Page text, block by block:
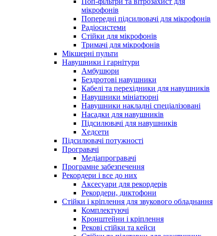
мікрофонів
Попередні підсилювачі для мікрофонів
Радіосистеми
Стійки для мікрофонів
Тримачі для мікрофонів
Мікшерні пульти
Навушники і гарнітури
Амбушюри
Бездротові навушники
Кабелі та перехідники для навушників
Навушники мініатюрні
Навушники накладні спеціалізовані
Насадки для навушників
Підсилювачі для навушників
Хедсети
Підсилювачі потужності
Програвачі
Медіапрогравачі
Програмне забезпечення
Рекордери і все до них
Аксесуари для рекордерів
Рекордери, диктофони
Стійки і кріплення для звукового обладнання
Комплектуючі
Кронштейни і кріплення
Рекові стійки та кейси